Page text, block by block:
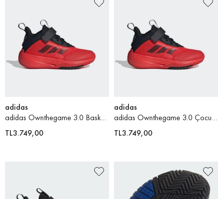
adidas
adidas Ownthegame 3.0 Basketbol Ayakkabısı
TL3.749,00
adidas
adidas Ownthegame 3.0 Çocuk Basketbol Ayakkabısı
TL3.749,00